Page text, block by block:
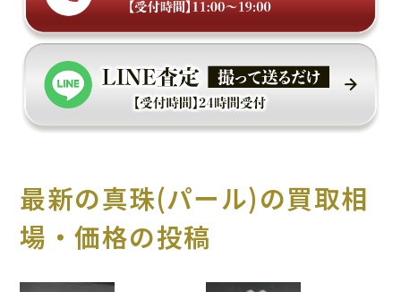
最新の真珠(パール)の買取相
場・価格の投稿